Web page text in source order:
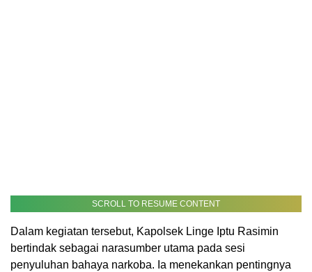
SCROLL TO RESUME CONTENT
Dalam kegiatan tersebut, Kapolsek Linge Iptu Rasimin
bertindak sebagai narasumber utama pada sesi
penyuluhan bahaya narkoba. Ia menekankan pentingnya